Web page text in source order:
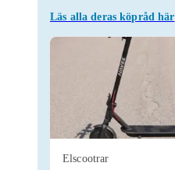
Läs alla deras köpråd här
Elscootrar